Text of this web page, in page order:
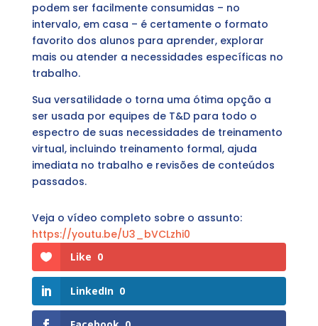
podem ser facilmente consumidas – no
intervalo, em casa – é certamente o formato
favorito dos alunos para aprender, explorar
mais ou atender a necessidades específicas no
trabalho.
Sua versatilidade o torna uma ótima opção a
ser usada por equipes de T&D para todo o
espectro de suas necessidades de treinamento
virtual, incluindo treinamento formal, ajuda
imediata no trabalho e revisões de conteúdos
passados.
Veja o vídeo completo sobre o assunto:
https://youtu.be/U3_bVCLzhi0
Like 0
LinkedIn 0